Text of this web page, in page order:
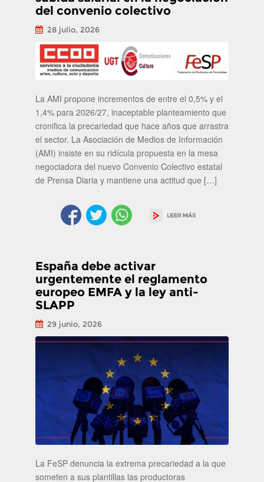
del convenio colectivo
28 julio, 2026
La AMI propone incrementos de entre el 0,5% y el
1,4% para 2026/27, inaceptable planteamiento que
cronifica la precariedad que hace años que arrastra
el sector. La Asociación de Medios de Información
(AMI) insiste en su ridícula propuesta en la mesa
negociadora del nuevo Convenio Colectivo estatal
de Prensa Diaria y mantiene una actitud que […]
España debe activar
urgentemente el reglamento
europeo EMFA y la ley anti-
SLAPP
29 junio, 2026
La FeSP denuncia la extrema precariedad a la que
someten a sus plantillas las productoras